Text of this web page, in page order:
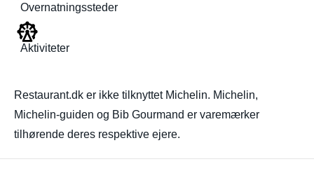
Overnatningssteder
Aktiviteter
Restaurant.dk er ikke tilknyttet Michelin. Michelin,
Michelin-guiden og Bib Gourmand er varemærker
tilhørende deres respektive ejere.